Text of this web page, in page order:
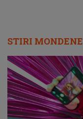
STIRI MONDENE